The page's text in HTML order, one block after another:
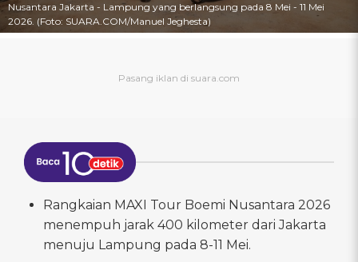
Nusantara Jakarta - Lampung yang berlangsung pada 8 Mei - 11 Mei
2026. (Foto: SUARA.COM/Manuel Jeghesta)
Rangkaian MAXI Tour Boemi Nusantara 2026
menempuh jarak 400 kilometer dari Jakarta
menuju Lampung pada 8-11 Mei.